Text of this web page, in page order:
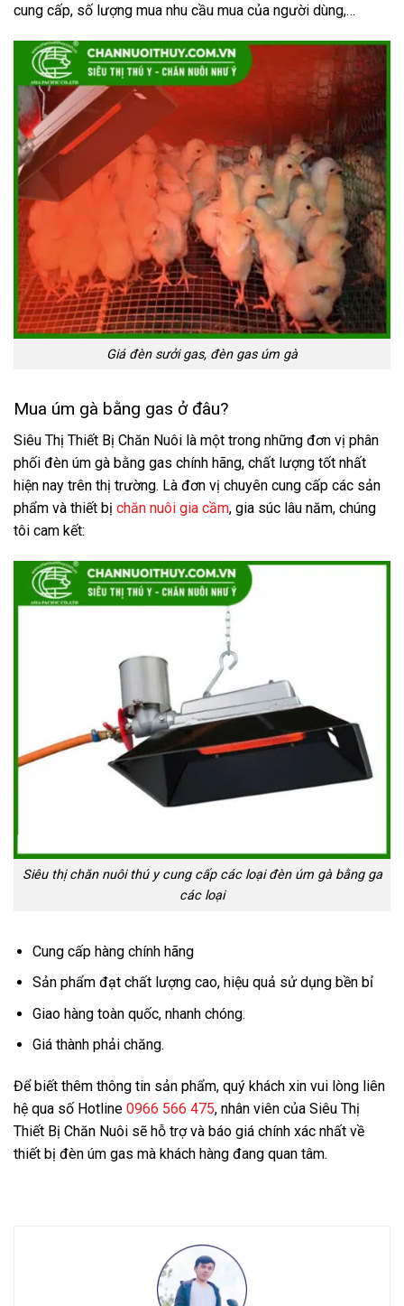
cung cấp, số lượng mua nhu cầu mua của người dùng,…
Giá đèn sưởi gas, đèn gas úm gà
Mua úm gà bằng gas ở đâu?
Siêu Thị Thiết Bị Chăn Nuôi là một trong những đơn vị phân
phối đèn úm gà bằng gas chính hãng, chất lượng tốt nhất
hiện nay trên thị trường. Là đơn vị chuyên cung cấp các sản
phẩm và thiết bị chăn nuôi gia cầm, gia súc lâu năm, chúng
tôi cam kết:
Siêu thị chăn nuôi thú y cung cấp các loại đèn úm gà bằng ga
các loại
Cung cấp hàng chính hãng
Sản phẩm đạt chất lượng cao, hiệu quả sử dụng bền bỉ
Giao hàng toàn quốc, nhanh chóng.
Giá thành phải chăng.
Để biết thêm thông tin sản phẩm, quý khách xin vui lòng liên
hệ qua số Hotline 0966 566 475, nhân viên của Siêu Thị
Thiết Bị Chăn Nuôi sẽ hỗ trợ và báo giá chính xác nhất về
thiết bị đèn úm gas mà khách hàng đang quan tâm.